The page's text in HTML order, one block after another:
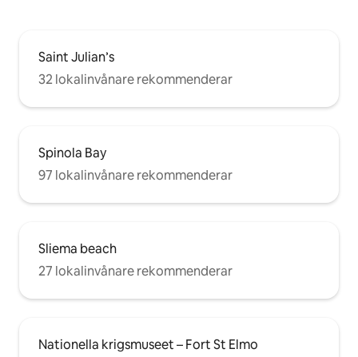
Saint Julian’s
32 lokalinvånare rekommenderar
Spinola Bay
97 lokalinvånare rekommenderar
Sliema beach
27 lokalinvånare rekommenderar
Nationella krigsmuseet – Fort St Elmo